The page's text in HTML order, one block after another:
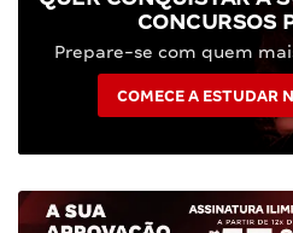
CONCURSOS
Prepare-se com quem
COMECE A ESTUDAR